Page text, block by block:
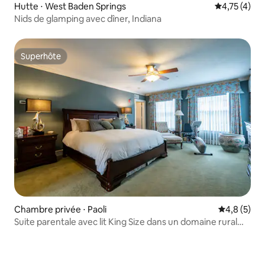
Hutte ⋅ West Baden Springs Évaluation
4,75 (4)
Nids de glamping avec dîner, Indiana
Superhôte
Superhôte
Chambre privée ⋅ Paoli Évaluation
4,8 (5)
Suite parentale avec lit King Size dans un domaine rural